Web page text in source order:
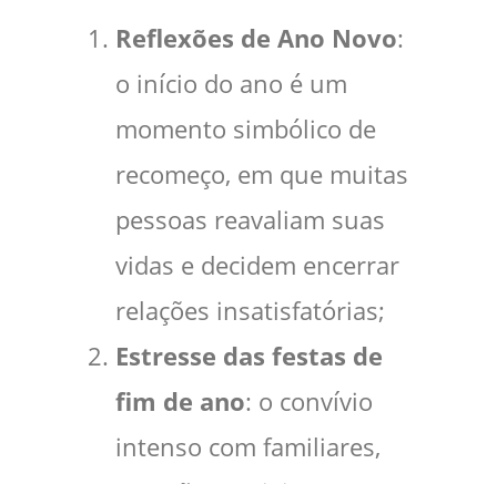
Reflexões de Ano Novo:
o início do ano é um
momento simbólico de
recomeço, em que muitas
pessoas reavaliam suas
vidas e decidem encerrar
relações insatisfatórias;
Estresse das festas de
fim de ano: o convívio
intenso com familiares,